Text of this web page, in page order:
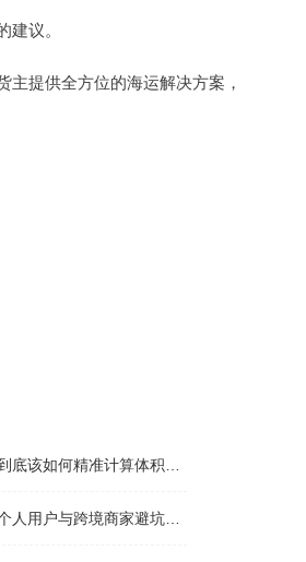
议。
提供全方位的海运解决方案，
该如何精准计算体积重？
户与跨境商家避坑全攻略